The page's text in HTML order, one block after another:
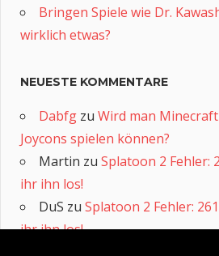
Bringen Spiele wie Dr.
wirklich etwas?
NEUESTE KOMMENTARE
Dabfg zu Wird man
Joycons spielen können?
Martin zu Splatoon 2 Fehler:
ihr ihn los!
DuS zu Splatoon 2 Fehler:
ihr ihn los!